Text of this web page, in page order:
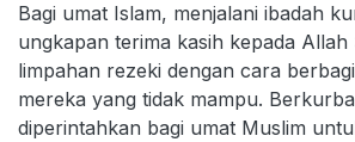
Bagi umat Islam, menjalani ibadah
ungkapan terima kasih kepada Allah
limpahan rezeki dengan cara
mereka yang tidak mampu.
diperintahkan bagi umat Muslim